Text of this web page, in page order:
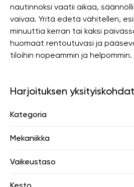
nautinnoksi vaatii aikaa,
vaivaa. Yritä edetä vähitellen,
minuuttia kerran tai kaksi
huomaat rentoutuvasi ja
tiloihin nopeammin ja helpommin.
Harjoituksen yksityiskohdat
Kategoria
Mekaniikka
Vaikeustaso